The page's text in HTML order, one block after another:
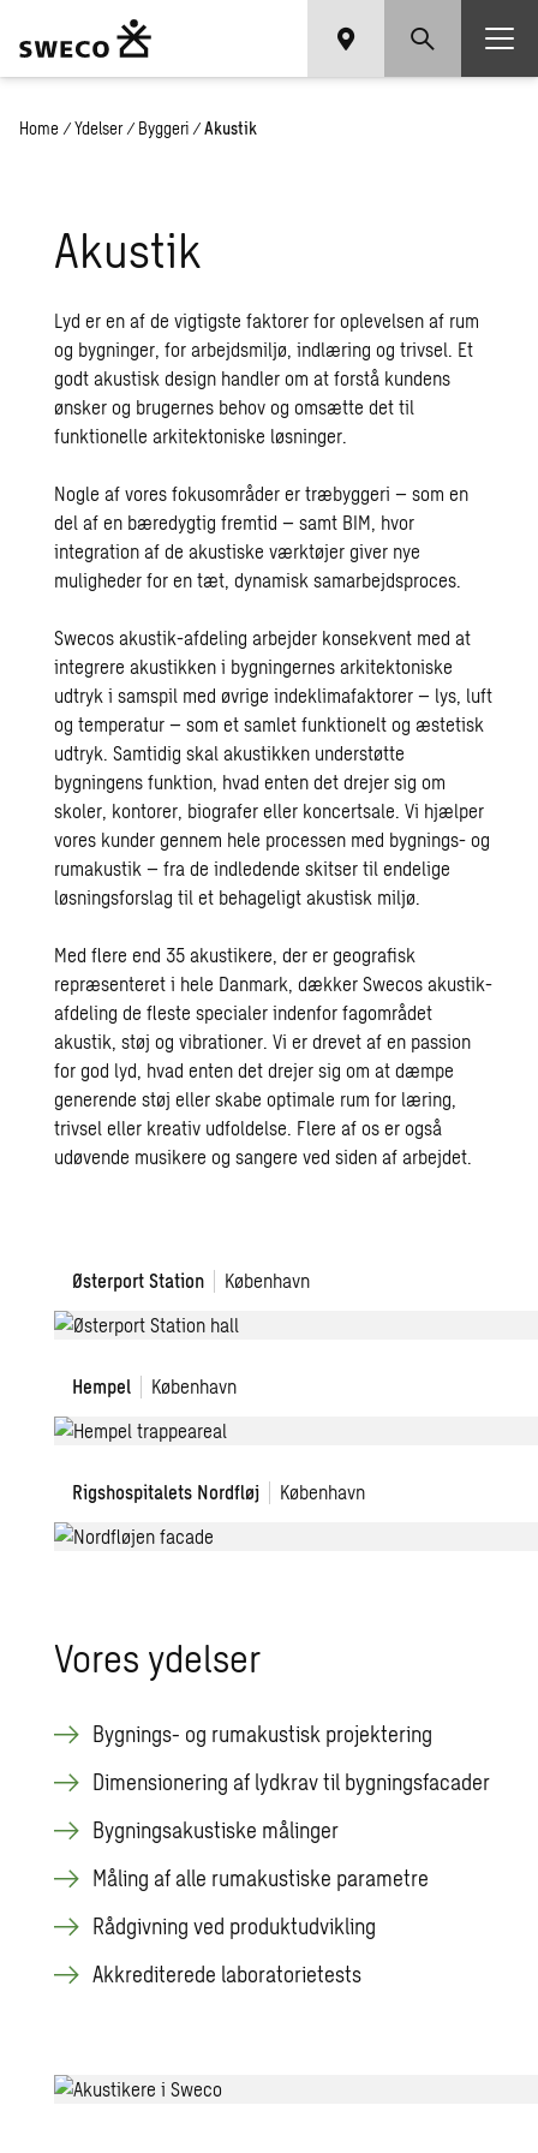
Home / Ydelser / Byggeri / Akustik
Akustik
Lyd er en af de vigtigste faktorer for oplevelsen af rum
og bygninger, for arbejdsmiljø, indlæring og trivsel. Et
godt akustisk design handler om at forstå kundens
ønsker og brugernes behov og omsætte det til
funktionelle arkitektoniske løsninger.
Nogle af vores fokusområder ertræbyggeri – som en
del af en bæredygtig fremtid – samt BIM, hvor
integration af de akustiske værktøjer giver nye
muligheder for en tæt, dynamisk samarbejdsproces.
Swecos akustik-afdeling arbejder konsekvent med at
integrere akustikken i bygningernes arkitektoniske
udtryk i samspil med øvrige indeklimafaktorer – lys, luft
og temperatur – som et samlet funktionelt og æstetisk
udtryk. Samtidig skal akustikken understøtte
bygningens funktion, hvad enten det drejer sig om
skoler, kontorer, biografer eller koncertsale. Vi hjælper
vores kunder gennem hele processen med bygnings- og
rumakustik – fra de indledende skitser til endelige
løsningsforslag til et behageligt akustisk miljø.
Med flere end 35 akustikere, der er geografisk
repræsenteret i hele Danmark, dækker Swecos akustik-
afdeling de fleste specialer indenfor fagområdet
akustik, støj og vibrationer. Vi er drevet af en passion
for god lyd, hvad enten det drejer sig om at dæmpe
generende støj eller skabe optimale rum for læring,
trivsel eller kreativ udfoldelse. Flere af os er også
udøvende musikere og sangere ved siden af arbejdet.
Østerport Station København
Modernisering
Østerport
Hempel
København
Hempel
Rigshospitalets Nordfløj København
Det
Rigshospital
Vores ydelser
Bygnings- og rumakustisk projektering
Dimensionering af lydkrav til bygningsfacader
Bygningsakustiske målinger
Måling af alle rumakustiske parametre
Rådgivning ved produktudvikling
Akkrediterede laboratorietests